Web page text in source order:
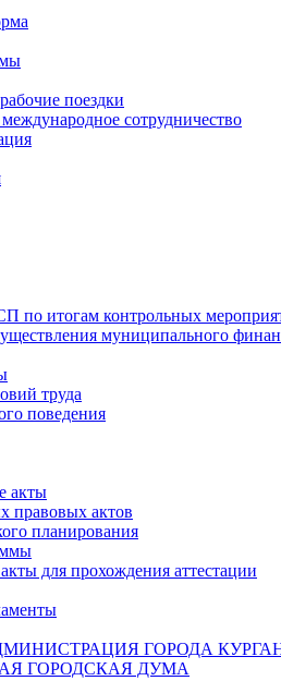
поездки
сотрудничество
по итогам контрольных
муниципального
труда
поведения
акты
правовых актов
планирования
для прохождения аттестации
ГОРОДА
ГОРОДСКАЯ ДУМА